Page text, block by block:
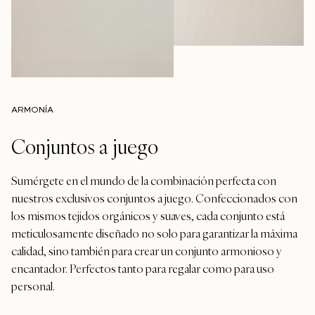
ARMONÍA
Conjuntos a juego
Sumérgete en el mundo de la combinación perfecta con
nuestros exclusivos conjuntos a juego. Confeccionados con
los mismos tejidos orgánicos y suaves, cada conjunto está
meticulosamente diseñado no solo para garantizar la máxima
calidad, sino también para crear un conjunto armonioso y
encantador. Perfectos tanto para regalar como para uso
personal.